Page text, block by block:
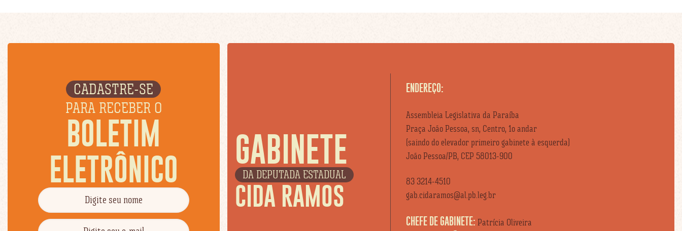
CADASTRE-SE
PARA RECEBER O
BOLETIM
ELETRÔNICO
GABINETE
DA DEPUTADA ESTADUAL
CIDA RAMOS
ENDEREÇO:
Assembleia Legislativa da Paraíba
Praça João Pessoa, sn, Centro, 1o andar
(saindo do elevador primeiro gabinete à esquerda)
João Pessoa/PB, CEP 58013-900
83 3214-4510
gab.cidaramos@al.pb.leg.br
CHEFE DE GABINETE: Patrícia Oliveira